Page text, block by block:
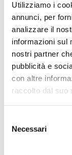
Utilizziamo i
annunci, per
analizzare il
informazioni sul
nostri partner
pubblicità e
con altre
raccolto dal suo
delNecessari
colorito della
Leggi di più